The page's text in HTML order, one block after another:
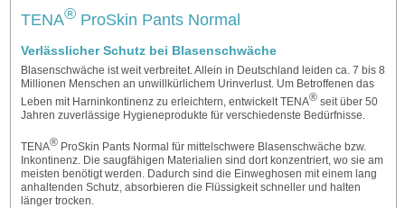
TENA®ProSkin Pants Normal
Verlässlicher Schutz bei Blasenschwäche
Blasenschwäche ist weit verbreitet. Allein in Deutschland leiden ca. 7 bis 8
Millionen Menschen an unwillkürlichem Urinverlust. Um Betroffenen das
Leben mit Harninkontinenz zu erleichtern, entwickelt TENA®seit über 50
Jahren zuverlässige Hygieneprodukte für verschiedenste Bedürfnisse.
TENA®ProSkin Pants Normal für mittelschwere Blasenschwäche bzw.
Inkontinenz. Die saugfähigen Materialien sind dort konzentriert, wo sie am
meisten benötigt werden. Dadurch sind die Einweghosen mit einem lang
anhaltenden Schutz, absorbieren die Flüssigkeit schneller und halten
länger trocken.